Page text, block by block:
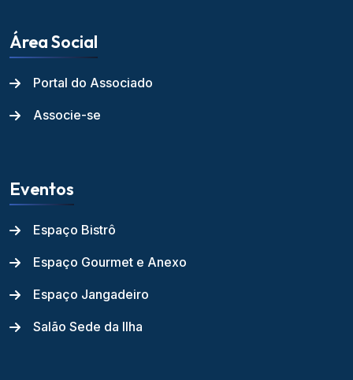
Área Social
Portal do Associado
Associe-se
Eventos
Espaço Bistrô
Espaço Gourmet e Anexo
Espaço Jangadeiro
Salão Sede da Ilha